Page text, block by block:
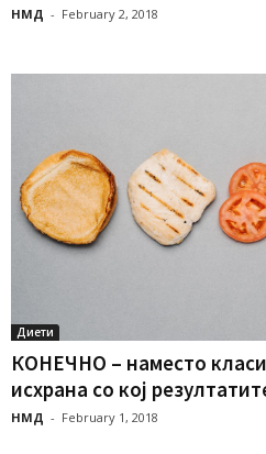
НМД - February 2, 2018
Диети
КОНЕЧНО – наместо
исхрана со кој
НМД - February 1, 2018